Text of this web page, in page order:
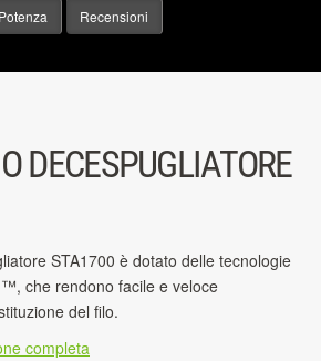
Potenza Recensioni
DECESPUGLIATORE
STA1700 è dotato delle tecnologie
che rendono facile e veloce
del filo.
completa